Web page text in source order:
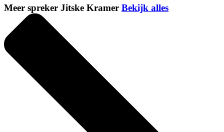
Meer spreker Jitske Kramer Bekijk alles